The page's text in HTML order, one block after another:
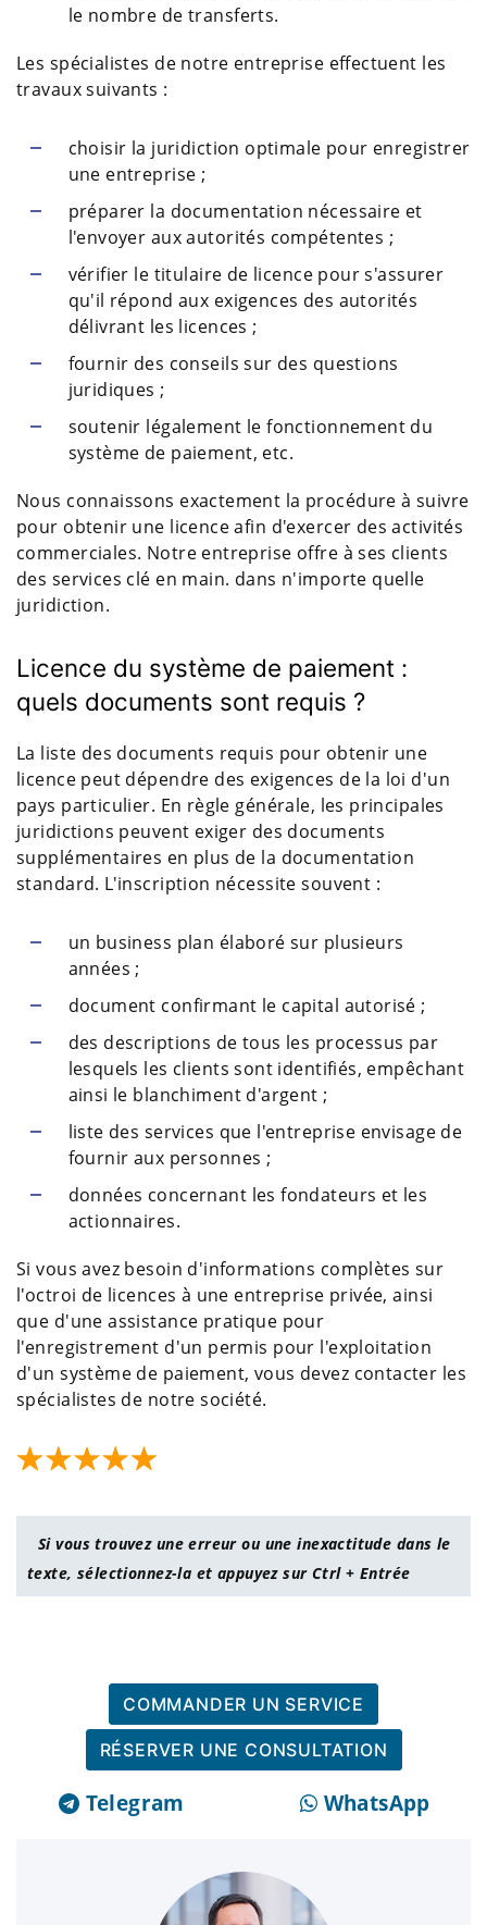
le nombre de transferts.
Les spécialistes de notre entreprise effectuent les
travaux suivants :
choisir la juridiction optimale pour enregistrer
une entreprise ;
préparer la documentation nécessaire et
l'envoyer aux autorités compétentes ;
vérifier le titulaire de licence pour s'assurer
qu'il répond aux exigences des autorités
délivrant les licences ;
fournir des conseils sur des questions
juridiques ;
soutenir légalement le fonctionnement du
système de paiement, etc.
Nous connaissons exactement la procédure à suivre
pour obtenir une licence afin d'exercer des activités
commerciales. Notre entreprise offre à ses clients
des services clé en main. dans n'importe quelle
juridiction.
Licence du système de paiement :
quels documents sont requis ?
La liste des documents requis pour obtenir une
licence peut dépendre des exigences de la loi d'un
pays particulier. En règle générale, les principales
juridictions peuvent exiger des documents
supplémentaires en plus de la documentation
standard. L'inscription nécessite souvent :
un business plan élaboré sur plusieurs
années ;
document confirmant le capital autorisé ;
des descriptions de tous les processus par
lesquels les clients sont identifiés, empêchant
ainsi le blanchiment d'argent ;
liste des services que l'entreprise envisage de
fournir aux personnes ;
données concernant les fondateurs et les
actionnaires.
Si vous avez besoin d'informations complètes sur
l'octroi de licences à une entreprise privée, ainsi
que d'une assistance pratique pour
l'enregistrement d'un permis pour l'exploitation
d'un système de paiement, vous devez contacter les
spécialistes de notre société.
Si vous trouvez une erreur ou une inexactitude dans le
texte, sélectionnez-la et appuyez sur Ctrl + Entrée
COMMANDER UN SERVICE
RÉSERVER UNE CONSULTATION
Telegram WhatsApp